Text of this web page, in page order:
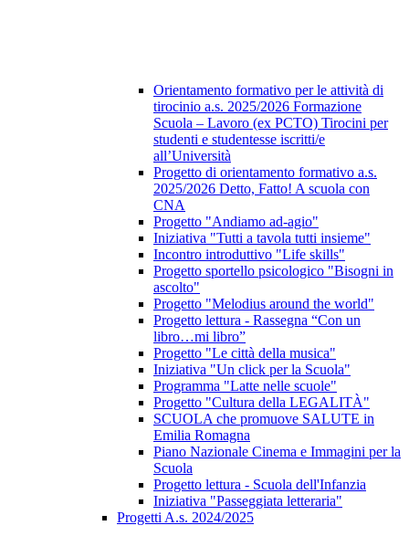
Orientamento formativo per le attività di
tirocinio a.s. 2025/2026 Formazione
Scuola – Lavoro (ex PCTO) Tirocini per
studenti e studentesse iscritti/e
all’Università
Progetto di orientamento formativo a.s.
2025/2026 Detto, Fatto! A scuola con
CNA
Progetto "Andiamo ad-agio"
Iniziativa "Tutti a tavola tutti insieme"
Incontro introduttivo "Life skills"
Progetto sportello psicologico "Bisogni in
ascolto"
Progetto "Melodius around the world"
Progetto lettura - Rassegna “Con un
libro…mi libro”
Progetto "Le città della musica"
Iniziativa "Un click per la Scuola"
Programma "Latte nelle scuole"
Progetto "Cultura della LEGALITÀ"
SCUOLA che promuove SALUTE in
Emilia Romagna
Piano Nazionale Cinema e Immagini per la
Scuola
Progetto lettura - Scuola dell'Infanzia
Iniziativa "Passeggiata letteraria"
Progetti A.s. 2024/2025